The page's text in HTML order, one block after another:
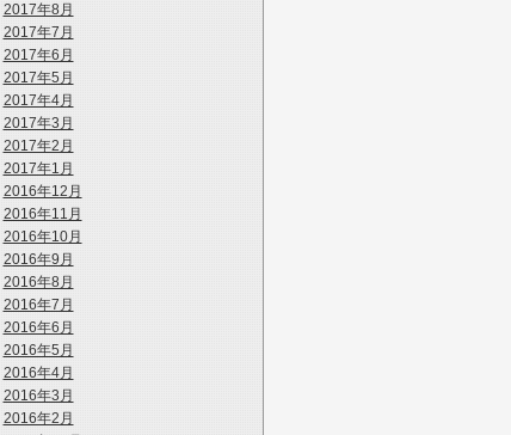
2017年8月
2017年7月
2017年6月
2017年5月
2017年4月
2017年3月
2017年2月
2017年1月
2016年12月
2016年11月
2016年10月
2016年9月
2016年8月
2016年7月
2016年6月
2016年5月
2016年4月
2016年3月
2016年2月